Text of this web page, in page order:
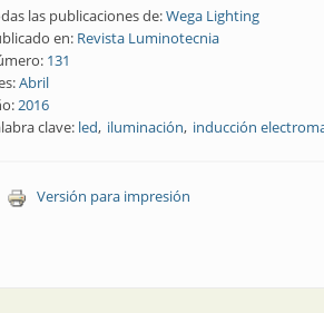
las publicaciones de:Wega Lighting
en: Revista Luminotecnia
131
Abril
2016
clave: led iluminación inducción
Versión para impresión